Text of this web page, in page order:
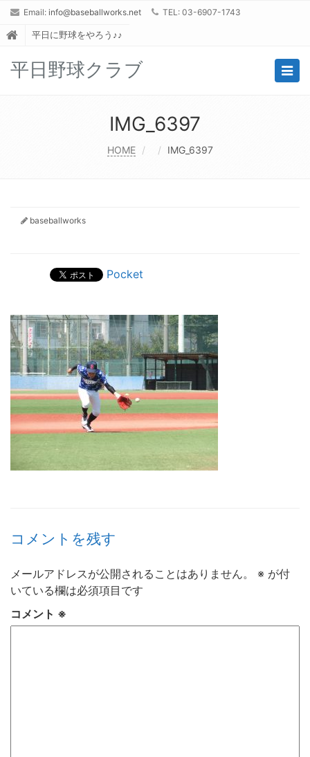
Email: info@baseballworks.net TEL: 03-6907-1743
平日に野球をやろう♪♪
平日野球クラブ
IMG_6397
HOME IMG_6397
baseballworks
Pocket
コメントを残す
メールアドレスが公開されることはありません。 ※ が付
いている欄は必須項目です
コメント ※